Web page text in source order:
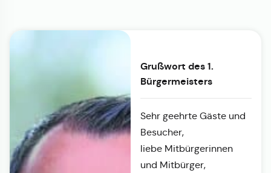
Grußwort des 1.
Bürgermeisters
Sehr geehrte Gäste und
Besucher,
liebe Mitbürgerinnen
und Mitbürger,